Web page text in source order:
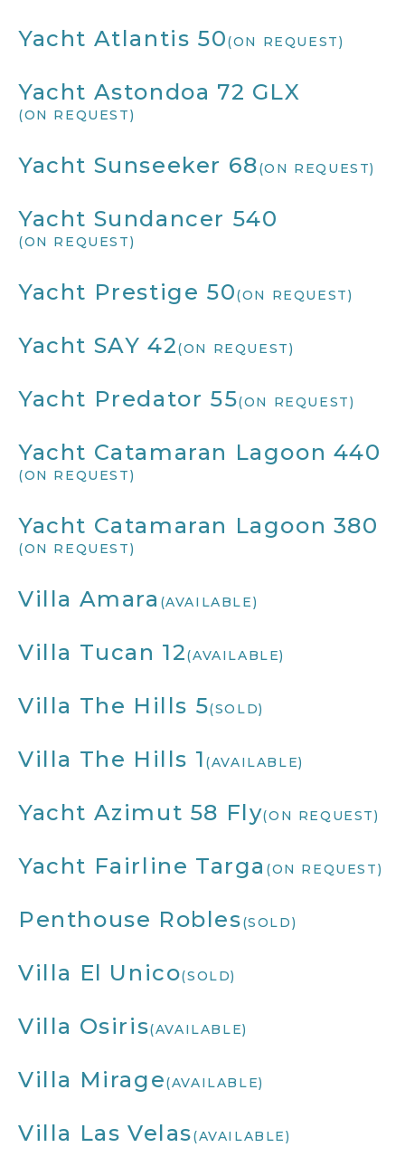
Yacht Atlantis 50(ON REQUEST)
Yacht Astondoa 72 GLX
(ON REQUEST)
Yacht Sunseeker 68(ON REQUEST)
Yacht Sundancer 540
(ON REQUEST)
Yacht Prestige 50(ON REQUEST)
Yacht SAY 42(ON REQUEST)
Yacht Predator 55(ON REQUEST)
Yacht Catamaran Lagoon 440
(ON REQUEST)
Yacht Catamaran Lagoon 380
(ON REQUEST)
Villa Amara (AVAILABLE)
Villa Tucan 12(AVAILABLE)
Villa The Hills 5(SOLD)
Villa The Hills 1 (AVAILABLE)
Yacht Azimut 58 Fly(ON REQUEST)
Yacht Fairline Targa (ON REQUEST)
Penthouse Robles(SOLD)
Villa El Unico(SOLD)
Villa Osiris(AVAILABLE)
Villa Mirage(AVAILABLE)
Villa Las Velas(AVAILABLE)